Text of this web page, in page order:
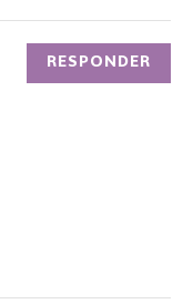
RESPONDER